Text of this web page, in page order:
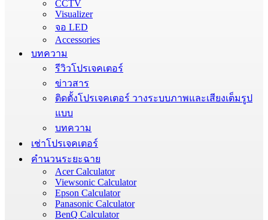
CCTV
Visualizer
จอ LED
Accessories
บทความ
รีวิวโปรเจคเตอร์
ข่าวสาร
ติดตั้งโปรเจคเตอร์ วางระบบภาพและเสียงเต็มรูป
แบบ
บทความ
เช่าโปรเจคเตอร์
คำนวนระยะฉาย
Acer Calculator
Viewsonic Calculator
Epson Calculator
Panasonic Calculator
BenQ Calculator